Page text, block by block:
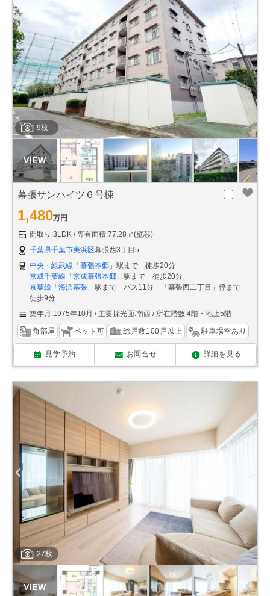
9枚
幕張サンハイツ６号棟
1,480万円
間取り:3LDK
専有面積:77.28㎡(壁芯)
千葉県千葉市美浜区幕張西3丁目5
中央・総武線 「幕張本郷 」駅まで 徒歩20分
京成千葉線 「京成幕張本郷 」駅まで 徒歩20分
京葉線 「海浜幕張 」駅まで バス11分 「幕張西二丁目」停まで
徒歩9分
築年月:1975年10月
主要採光面:南西 所在階数:4階・地上5階
角部屋 ペット可 総戸数100戸以上 駐車場空あり
見学予約 お問合せ 詳細を見る
27枚